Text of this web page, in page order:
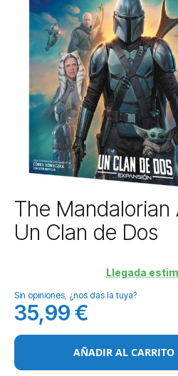
imágenes
Saltar
al
comienzo
imágenes
The Mandalorian
Un Clan de Dos
Llegada
Sin opiniones, ¿nos das la tuya?
35,99 €
AÑADIR AL CARRITO